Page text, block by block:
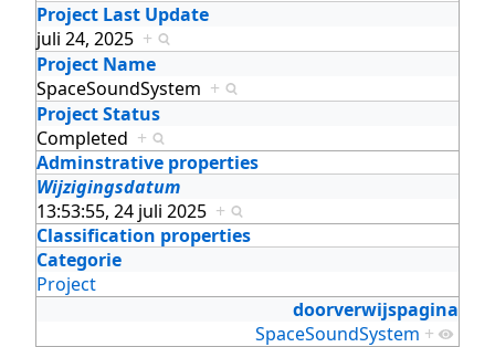
Project Last Update
juli 24, 2025 +
Project Name
SpaceSoundSystem +
Project Status
Completed +
Adminstrative properties
Wijzigingsdatum
13:53:55, 24 juli 2025 +
Classification properties
Categorie
Project
doorverwijspagina
SpaceSoundSystem +